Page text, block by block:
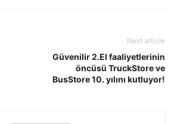
Next article
Güvenilir 2.El faaliyetlerinin
öncüsü TruckStore ve
BusStore 10. yılını kutluyor!